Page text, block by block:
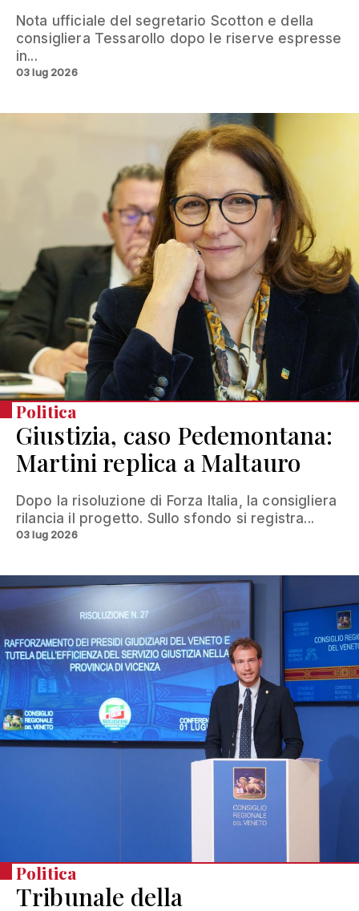
Nota ufficiale del segretario Scotton e della
consigliera Tessarollo dopo le riserve espresse
in...
03 lug 2026
Politica
Giustizia, caso Pedemontana:
Martini replica a Maltauro
Dopo la risoluzione di Forza Italia, la consigliera
rilancia il progetto. Sullo sfondo si registra...
03 lug 2026
Politica
Tribunale della